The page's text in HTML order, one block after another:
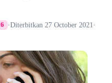
·Diterbitkan 27 October 2021·